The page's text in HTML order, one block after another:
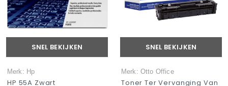
SNEL BEKIJKEN
Merk: Hp
HP 55A Zwart
SNEL BEKIJKEN
Merk: Otto Office
Toner Ter Vervanging Van